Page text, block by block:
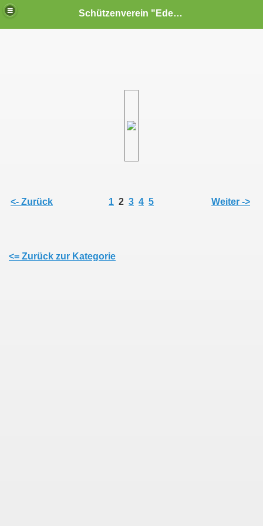
Schützenverein "Edelweiß" Reiterswiesen e.V.
<- Zurück 1 2 3 4 5 Weiter ->
<= Zurück zur Kategorie